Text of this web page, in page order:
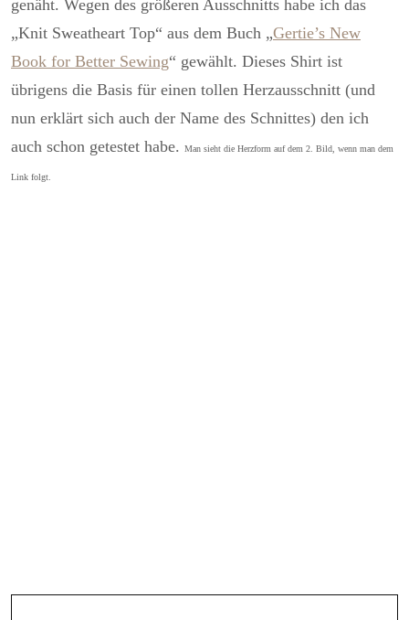
genäht. Wegen des größeren Ausschnitts habe ich das
„Knit Sweatheart Top“ aus dem Buch „Gertie’s New
Book for Better Sewing“ gewählt. Dieses Shirt ist
übrigens die Basis für einen tollen Herzausschnitt (und
nun erklärt sich auch der Name des Schnittes) den ich
auch schon getestet habe.
Man sieht die Herzform auf dem 2. Bild, wenn man dem
Link folgt.